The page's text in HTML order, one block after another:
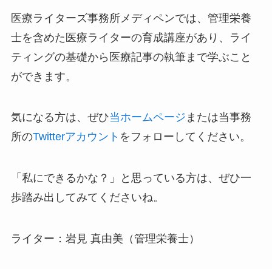
医療ライターズ事務所メディペンでは、管理栄養
士を含めた医療ライターの育成講座があり、ライ
ティングの基礎から医療記事の執筆まで学ぶこと
ができます。
気になる方は、ぜひ当ホームページ または当事務
所のTwitterアカウント をフォローしてください。
「私にできるかな？」と思っている方は、ぜひ一
歩踏み出してみてくださいね。
ライター：岩見 真由美（管理栄養士）